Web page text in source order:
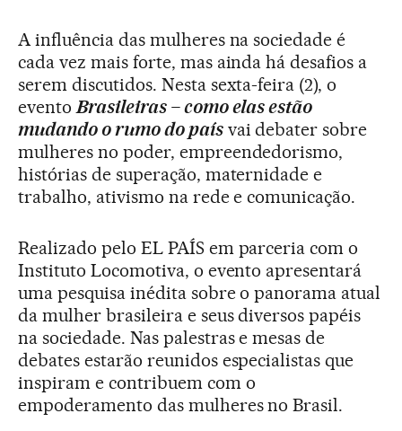
A influência das mulheres na sociedade é
cada vez mais forte, mas ainda há desafios a
serem discutidos. Nesta sexta-feira (2), o
evento Brasileiras – como elas estão
mudando o rumo do paísvai debater sobre
mulheres no poder, empreendedorismo,
histórias de superação, maternidade e
trabalho, ativismo na rede e comunicação.
Realizado pelo EL PAÍS em parceria com o
Instituto Locomotiva, o evento apresentará
uma pesquisa inédita sobre o panorama atual
da mulher brasileira e seus diversos papéis
na sociedade. Nas palestras e mesas de
debates estarão reunidos especialistas que
inspiram e contribuem com o
empoderamento das mulheres no Brasil.